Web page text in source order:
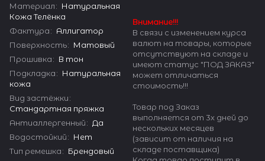
Материал: Натуральная
Кожа Телёнка
Фактура: Аллигатор
Поверхность: Матовый
Прошивка: В тон
Подкладка: Натуральная
кожа
Вид застёжки:
Стандартная пряжка
Антиаллергенный: Да
Водостойкий: Нет
Тип ремешка: Брендовый
Внимание!!!
В связи с изменением курса
валют на товары, которые
отсутствуют на складе и
имеют статус "ПОД ЗАКАЗ"
может отличаться
стоимость!!!
Товар под Заказ
выполняется от 3х дней до
нескольких месяцев
(зависит от наличия на
складе поставщика)